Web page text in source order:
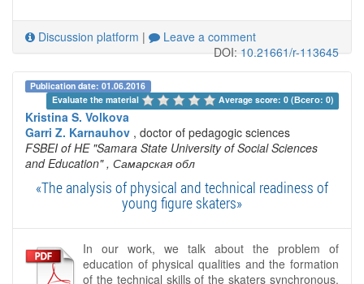
Discussion platform |
Leave a comment
DOI:10.21661/r-113645
Publication date: 01.06.2016
Evaluate the material
Average score: 0 (Всего: 0)
Kristina S. Volkova
Garri Z. Karnauhov , doctor of pedagogic sciences
FSBEI of HE "Samara State University of Social Sciences
and Education" , Самарская обл
«The analysis of physical and technical readiness of
young figure skaters»
In our work, we talk about the problem of
education of physical qualities and the formation
of the technical skills of the skaters synchronous.